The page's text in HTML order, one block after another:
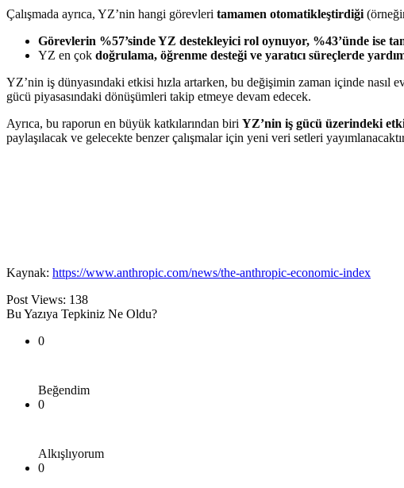
Çalışmada ayrıca, YZ’nin hangi görevleri tamamen otomatikleştirdiği
Görevlerin %57’sinde YZ destekleyici rol oynuyor, %43’ünde ise
YZ en çok doğrulama, öğrenme desteği ve yaratıcı süreçlerde
YZ’nin iş dünyasındaki etkisi hızla artarken, bu değişimin zaman içinde
gücü piyasasındaki dönüşümleri takip etmeye devam edecek.
Ayrıca, bu raporun en büyük katkılarından biri YZ’nin iş gücü üzerindeki
paylaşılacak ve gelecekte benzer çalışmalar için yeni veri setleri
Kaynak: https://www.anthropic.com/news/the-anthropic-economic-index
Post Views: 138
Bu Yazıya Tepkiniz Ne Oldu?
0
Beğendim
0
Alkışlıyorum
0